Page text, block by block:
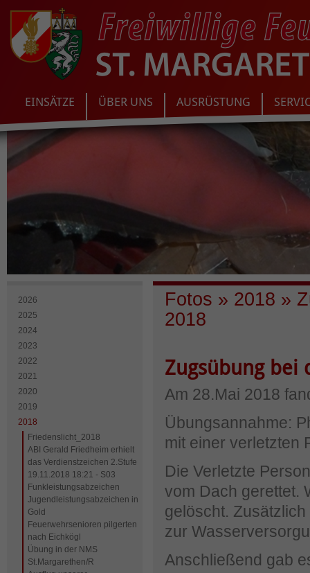
EINSÄTZE ÜBER UNS AUSRÜSTUNG
2026
2025
2024
2023
2022
2021
2020
2019
2018
Friedenslicht_2018
ABI Gerald Friedheim erhielt
das Verdienstzeichen 2.Stufe
19.11.2018 18:21 - S03
Funkleistungsabzeichen
Jugendleistungsabzeichen in
Gold
Feuerwehrsenioren pilgerten
nach Eichkögl
Übung in der NMS
St.Margarethen/R
Fotos » 2018 »
2018
Zugsübung bei
Am 28.Mai 2018
Übungsannahme:
mit einer verletzten
Die Verletzte
vom Dach gerettet.
gelöscht.
zur
Anschließend gab